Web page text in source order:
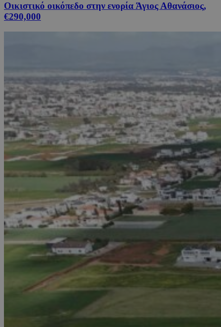
Οικιστικό οικόπεδο στην ενορία Άγιος Αθανάσιος,
€290,000